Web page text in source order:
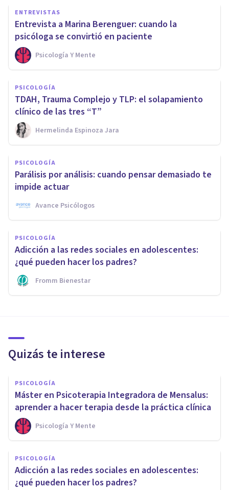
ENTREVISTAS
Entrevista a Marina Berenguer: cuando la
psicóloga se convirtió en paciente
Psicología Y Mente
PSICOLOGÍA
TDAH, Trauma Complejo y TLP: el solapamiento
clínico de las tres “T”
Hermelinda Espinoza Jara
PSICOLOGÍA
Parálisis por análisis: cuando pensar demasiado te
impide actuar
Avance Psicólogos
PSICOLOGÍA
Adicción a las redes sociales en adolescentes:
¿qué pueden hacer los padres?
Fromm Bienestar
Quizás te interese
PSICOLOGÍA
Máster en Psicoterapia Integradora de Mensalus:
aprender a hacer terapia desde la práctica clínica
Psicología Y Mente
PSICOLOGÍA
Adicción a las redes sociales en adolescentes:
¿qué pueden hacer los padres?